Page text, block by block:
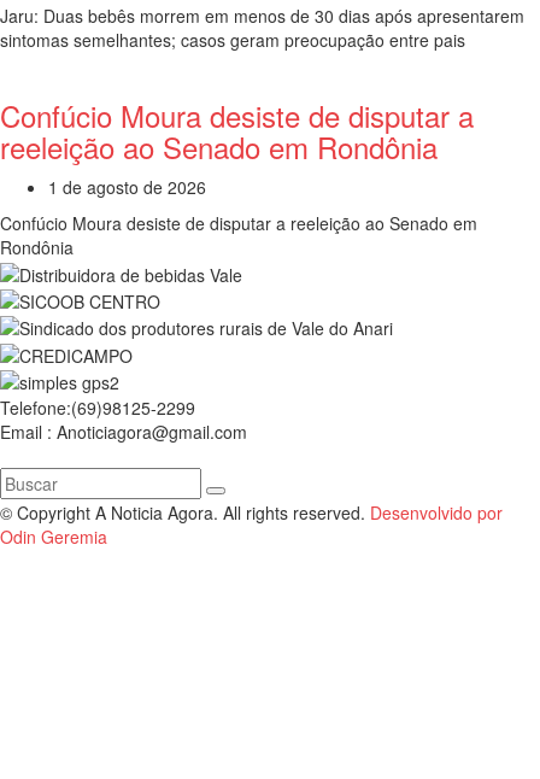
Jaru: Duas bebês morrem em menos de 30 dias após apresentarem
sintomas semelhantes; casos geram preocupação entre pais
Confúcio Moura desiste de disputar a
reeleição ao Senado em Rondônia
1 de agosto de 2026
Confúcio Moura desiste de disputar a reeleição ao Senado em
Rondônia
Telefone:(69)98125-2299
Email : Anoticiagora@gmail.com
© Copyright A Noticia Agora. All rights reserved. Desenvolvido por
Odin Geremia